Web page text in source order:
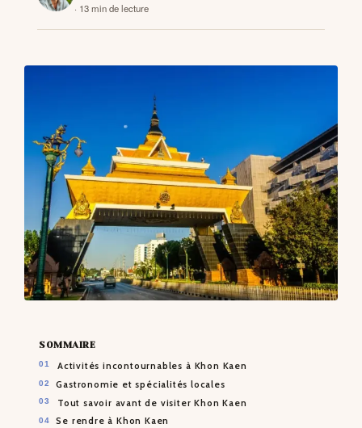
BLOG
· 13 min de lecture
SOMMAIRE
Activités incontournables à Khon Kaen
Gastronomie et spécialités locales
Tout savoir avant de visiter Khon Kaen
Se rendre à Khon Kaen